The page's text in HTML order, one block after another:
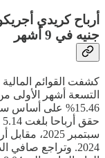
جنيه في 9 أشهر
كشفت القوائم
التسعة أشهر الأولى
15.46% على
2024. وتراجع